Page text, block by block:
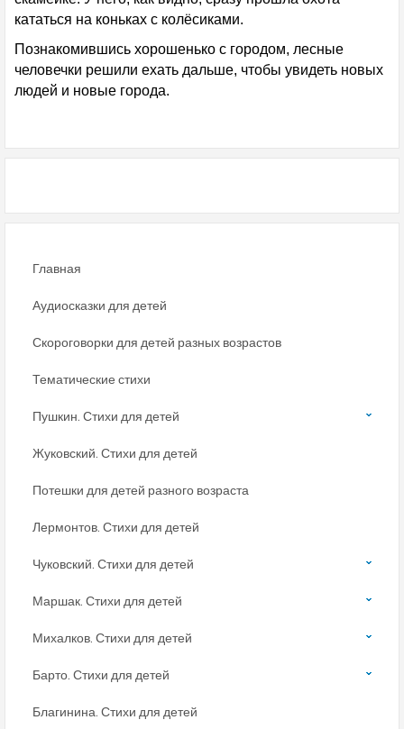
кататься на коньках с колёсиками.
Познакомившись хорошенько с городом, лесные
человечки решили ехать дальше, чтобы увидеть новых
людей и новые города.
Главная
Аудиосказки для детей
Скороговорки для детей разных возрастов
Тематические стихи
Пушкин. Стихи для детей
Жуковский. Стихи для детей
Потешки для детей разного возраста
Лермонтов. Стихи для детей
Чуковский. Стихи для детей
Маршак. Стихи для детей
Михалков. Стихи для детей
Барто. Стихи для детей
Благинина. Стихи для детей